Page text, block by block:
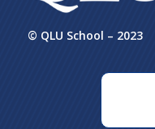
© QLU School – 2023